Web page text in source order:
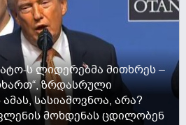
ს ლიდერებმა მითხრეს –
ზრდასრული
სასიამოვნოა, არა?
მოხდენას ცდილობენ